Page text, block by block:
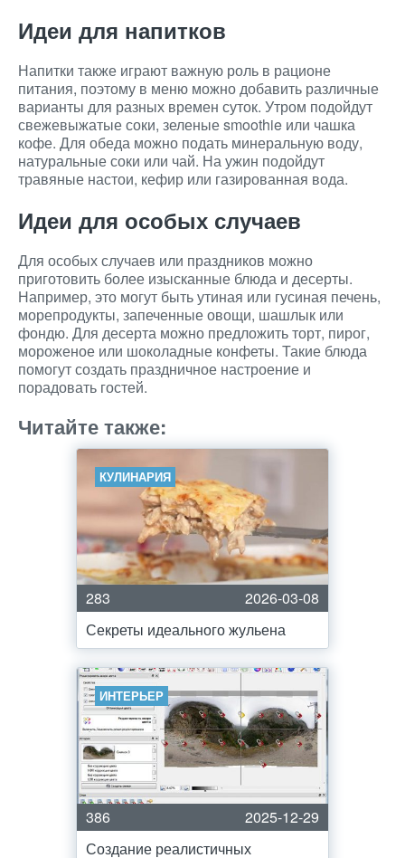
Идеи для напитков
Напитки также играют важную роль в рационе
питания, поэтому в меню можно добавить различные
варианты для разных времен суток. Утром подойдут
свежевыжатые соки, зеленые smoothie или чашка
кофе. Для обеда можно подать минеральную воду,
натуральные соки или чай. На ужин подойдут
травяные настои, кефир или газированная вода.
Идеи для особых случаев
Для особых случаев или праздников можно
приготовить более изысканные блюда и десерты.
Например, это могут быть утиная или гусиная печень,
морепродукты, запеченные овощи, шашлык или
фондю. Для десерта можно предложить торт, пирог,
мороженое или шоколадные конфеты. Такие блюда
помогут создать праздничное настроение и
порадовать гостей.
Читайте также:
КУЛИНАРИЯ
283
2026-03-08
Секреты идеального жульена
ИНТЕРЬЕР
386
2025-12-29
Создание реалистичных